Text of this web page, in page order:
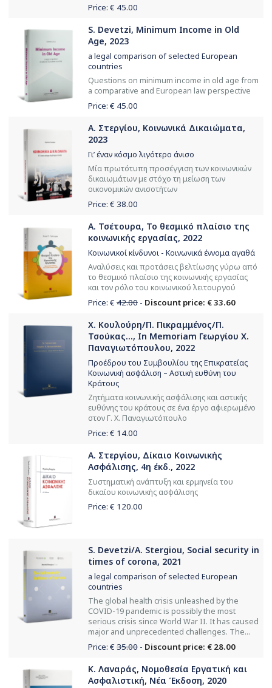
Price: € 45.00
S. Devetzi, Minimum Income in Old
Age, 2023
a legal comparison of selected European
countries
Questions on minimum income in old age from
a comparative and European law perspective
Price: € 45.00
Α. Στεργίου, Κοινωνικά Δικαιώματα,
2023
Γι’ έναν κόσμο λιγότερο άνισο
Μία πρωτότυπη προσέγγιση των κοινωνικών
δικαιωμάτων με στόχο τη μείωση των
οικονομικών ανισοτήτων
Price: € 38.00
Α. Τσέτουρα, Το θεσμικό πλαίσιο της
κοινωνικής εργασίας, 2022
Κοινωνικοί κίνδυνοι - Κοινωνικά έννομα αγαθά
Αναλύσεις και προτάσεις βελτίωσης γύρω από
το θεσμικό πλαίσιο της κοινωνικής εργασίας
και τον ρόλο του κοινωνικού λειτουργού
Price: € 42.00 - Discount price: € 33.60
Χ. Κουλούρη/Π. Πικραμμένος/Π.
Τσούκας..., In Memoriam Γεωργίου Χ.
Παναγιωτόπουλου, 2022
Προέδρου του Συμβουλίου της Επικρατείας
Κοινωνική ασφάλιση – Αστική ευθύνη του
Κράτους
Ζητήματα κοινωνικής ασφάλισης και αστικής
ευθύνης του κράτους σε ένα έργο αφιερωμένο
στον Γ. Χ. Παναγιωτόπουλο
Price: € 14.00
Α. Στεργίου, Δίκαιο Κοινωνικής
Ασφάλισης, 4η έκδ., 2022
Συστηματική ανάπτυξη και ερμηνεία του
δικαίου κοινωνικής ασφάλισης
Price: € 120.00
S. Devetzi/A. Stergiou, Social security in
times of corona, 2021
a legal comparison of selected European
countries
The global health crisis unleashed by the
COVID-19 pandemic is possibly the most
serious crisis since World War II. It has caused
major and unprecedented challenges. The...
Price: € 35.00 - Discount price: € 28.00
Κ. Λαναράς, Νομοθεσία Εργατική και
Ασφαλιστική, Νέα Έκδοση, 2020